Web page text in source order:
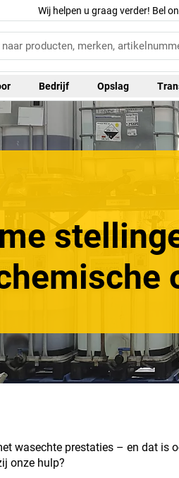
Wij helpen u graag verder! Bel
Bedrijf Opslag
wasechte prestaties – en dat
onze hulp?